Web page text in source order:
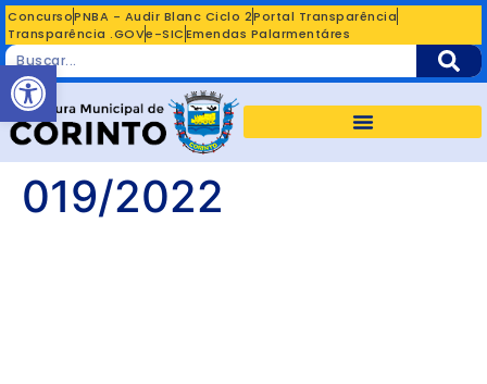
ConcursoPNBA - Audir Blanc Ciclo 2Portal Transparência
Transparência .GOVe-SICEmendas Palarmentáres
019/2022
Abrir a barra de ferramentas